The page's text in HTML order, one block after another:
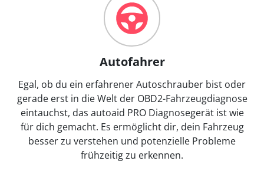
Autofahrer
Egal, ob du ein erfahrener Autoschrauber bist oder
gerade erst in die Welt der OBD2-Fahrzeugdiagnose
eintauchst, das autoaid PRO Diagnosegerät ist wie
für dich gemacht. Es ermöglicht dir, dein Fahrzeug
besser zu verstehen und potenzielle Probleme
frühzeitig zu erkennen.